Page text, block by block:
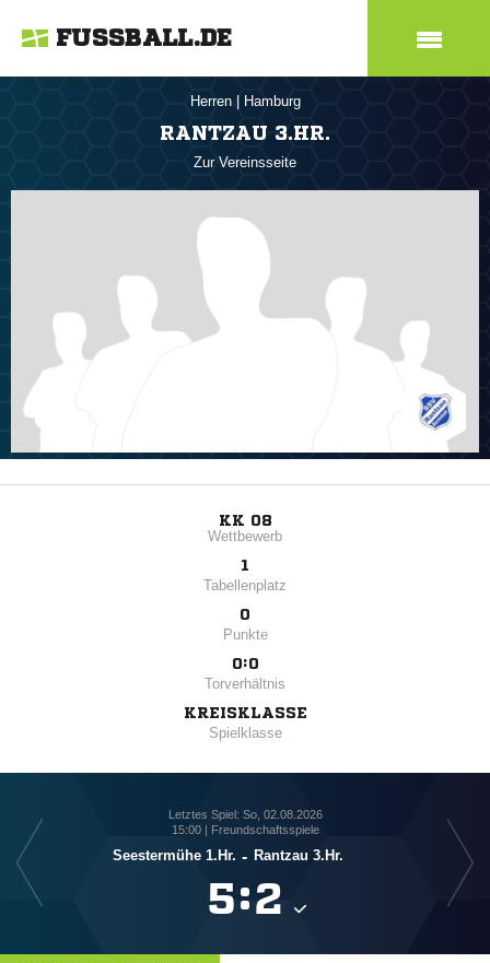
FUSSBALL.DE
Herren Hamburg
RANTZAU 3.HR.
Zur Vereinsseite
KK 08
Wettbewerb
1
Tabellenplatz
0
Punkte
0:0
Torverhältnis
KREISKLASSE
Spielklasse
Letztes Spiel: So, 02.08.2026
15:00 | Freundschaftsspiele
Seestermühe 1.Hr. - Rantzau 3.Hr.
: